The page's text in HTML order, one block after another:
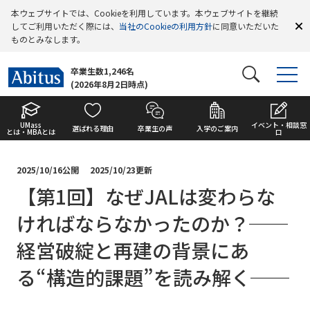
本ウェブサイトでは、Cookieを利用しています。本ウェブサイトを継続
してご利用いただく際には、 当社のCookieの利用方針に同意いただいた
ものとみなします。
卒業生数1,246名
(2026年8月2日時点)
UMass
とは・MBAとは 選ばれる理由 卒業生の声 入学のご案内 イベント・相談窓
口
2025/10/16公開 2025/10/23更新
【第1回】なぜJALは変わらな
ければならなかったのか？──
経営破綻と再建の背景にあ
る“構造的課題”を読み解く──